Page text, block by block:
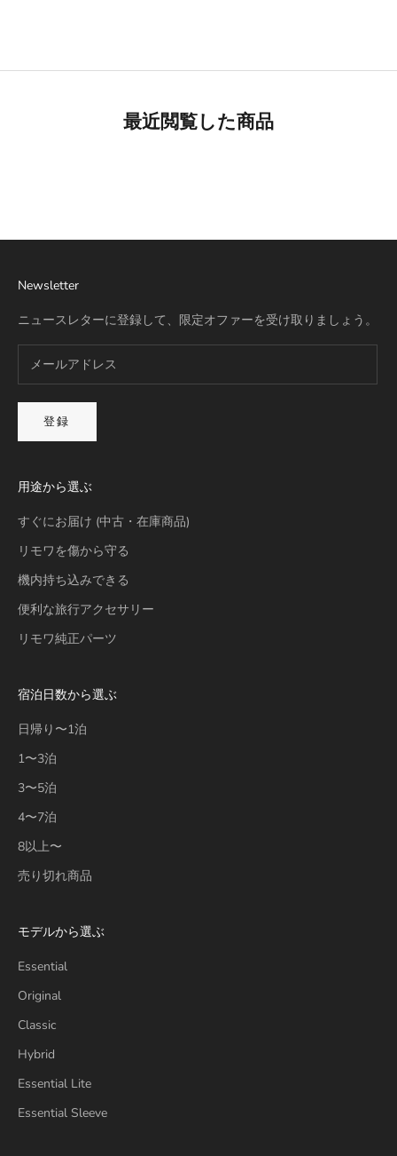
最近閲覧した商品
Newsletter
ニュースレターに登録して、限定オファーを受け取りましょう。
登録
用途から選ぶ
すぐにお届け (中古・在庫商品)
リモワを傷から守る
機内持ち込みできる
便利な旅行アクセサリー
リモワ純正パーツ
宿泊日数から選ぶ
日帰り〜1泊
1〜3泊
3〜5泊
4〜7泊
8以上〜
売り切れ商品
モデルから選ぶ
Essential
Original
Classic
Hybrid
Essential Lite
Essential Sleeve